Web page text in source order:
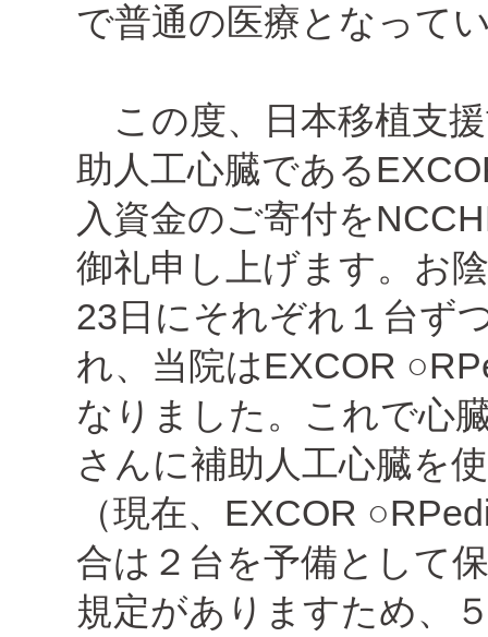
で普通の医療となって
この度、日本移植支
助人工心臓である
入資金のご寄付を
御礼申し上げます。お
23日にそれぞれ１台ず
れ、当院はEXCOR
なりました。これで心
さんに補助人工心臓を
（現在、EXCOR
合は２台を予備として
規定がありますため、